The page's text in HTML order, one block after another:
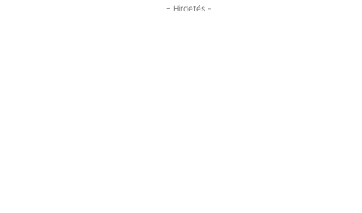
- Hirdetés -